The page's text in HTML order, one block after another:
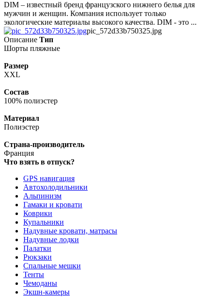
DIM – известный бренд французского нижнего белья для
мужчин и женщин. Компания использует только
экологические материалы высокого качества. DIM - это ...
pic_572d33b750325.jpg
Описание Тип
Шорты пляжные
Размер
XXL
Состав
100% полиэстер
Материал
Полиэстер
Страна-производитель
Франция
Что взять в отпуск?
GPS навигация
Автохолодильники
Альпинизм
Гамаки и кровати
Коврики
Купальники
Надувные кровати, матрасы
Надувные лодки
Палатки
Рюкзаки
Спальные мешки
Тенты
Чемоданы
Экшн-камеры